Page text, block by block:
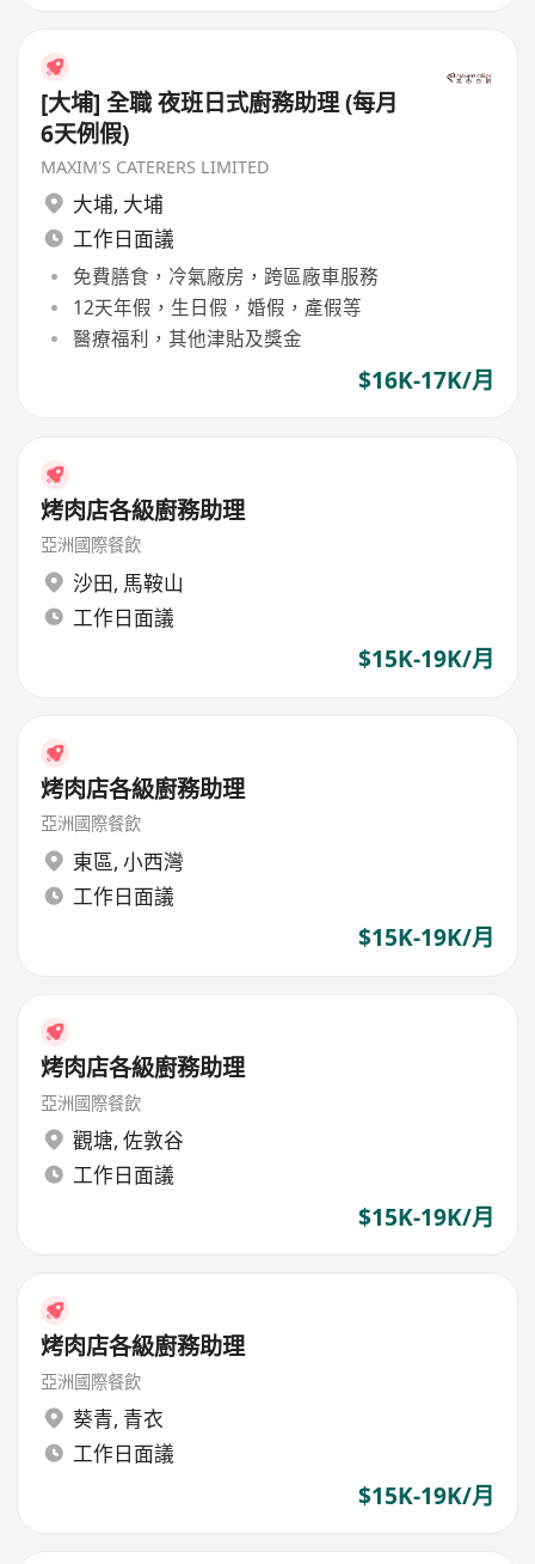
[大埔] 全職 夜班日式廚務助理 (每月
6天例假)
MAXIM'S CATERERS LIMITED
大埔, 大埔
工作日面議
免費膳食，冷氣廠房，跨區廠車服務
12天年假，生日假，婚假，產假等
醫療福利，其他津貼及獎金
$16K-17K/月
烤肉店各級廚務助理
亞洲國際餐飲
沙田, 馬鞍山
工作日面議
$15K-19K/月
烤肉店各級廚務助理
亞洲國際餐飲
東區, 小西灣
工作日面議
$15K-19K/月
烤肉店各級廚務助理
亞洲國際餐飲
觀塘, 佐敦谷
工作日面議
$15K-19K/月
烤肉店各級廚務助理
亞洲國際餐飲
葵青, 青衣
工作日面議
$15K-19K/月